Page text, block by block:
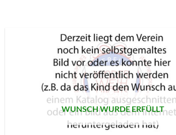
WUNSCH WURDE ERFÜLLT